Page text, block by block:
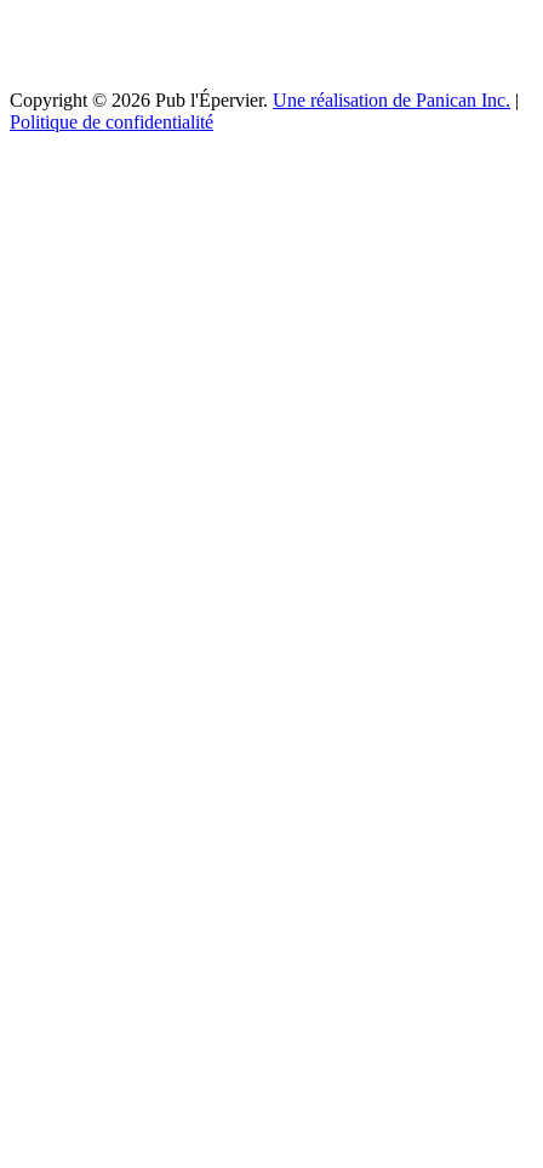
Copyright © 2026 Pub l'Épervier. Une réalisation de Panican Inc. |
Politique de confidentialité